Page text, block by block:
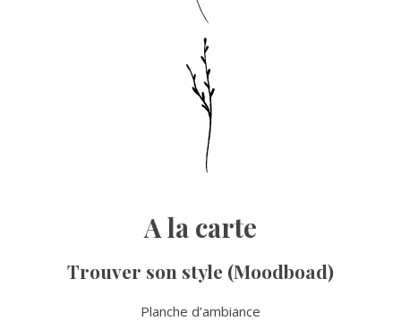
A la carte
Trouver son style (Moodboad)
Planche d’ambiance